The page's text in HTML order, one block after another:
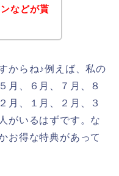
などが貰
からね♪例えば、私の
月、６月、７月、８
月、１月、２月、３
がいるはずです。な
お得な特典があって